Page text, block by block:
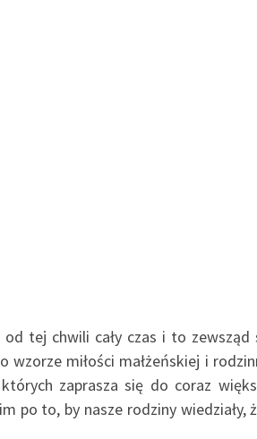
tej chwili cały czas i to zewsząd
wzorze miłości małżeńskiej i
zaprasza się do coraz
po to, by nasze rodziny wiedziały,